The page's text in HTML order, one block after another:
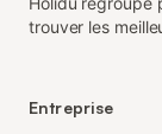
trouver les
Entreprise